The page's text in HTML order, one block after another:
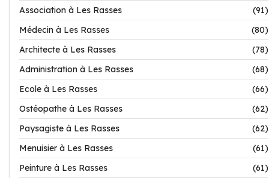
Association à Les Rasses
(91)
Médecin à Les Rasses
(80)
Architecte à Les Rasses
(78)
Administration à Les Rasses
(68)
Ecole à Les Rasses
(66)
Ostéopathe à Les Rasses
(62)
Paysagiste à Les Rasses
(62)
Menuisier à Les Rasses
(61)
Peinture à Les Rasses
(61)